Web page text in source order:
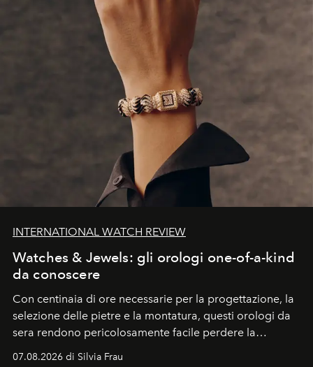
INTERNATIONAL WATCH REVIEW
Watches & Jewels: gli orologi one-of-a-kind
da conoscere
Con centinaia di ore necessarie per la progettazione, la
selezione delle pietre e la montatura, questi orologi da
sera rendono pericolosamente facile perdere la
cognizione del tempo. Ma con quadranti così
07.08.2026 di Silvia Frau